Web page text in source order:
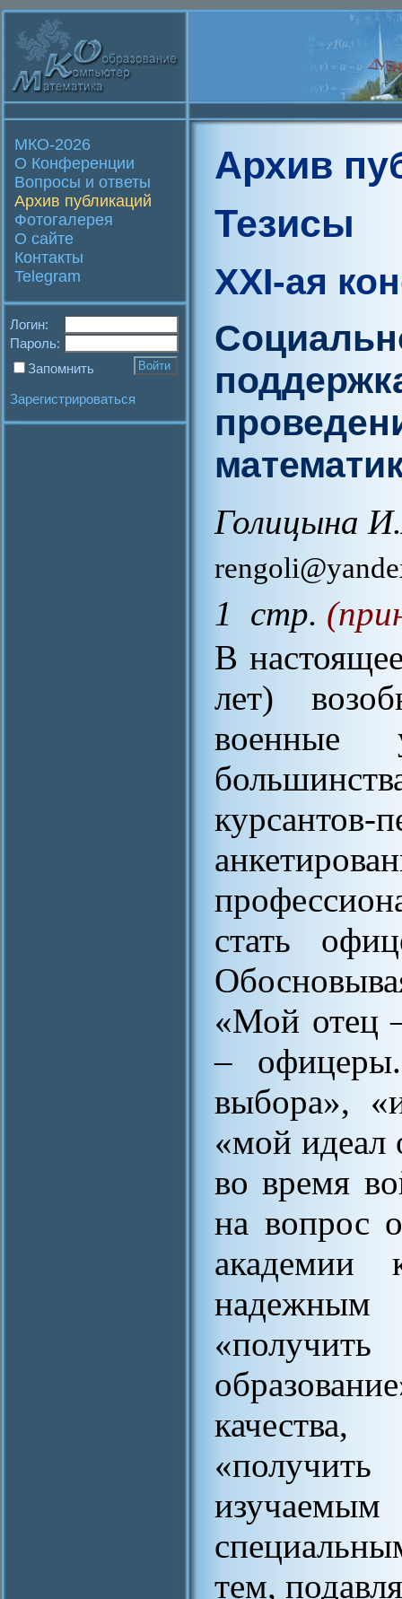
МКО-2026
О Конференции
Вопросы и ответы
Архив публикаций
Фотогалерея
О сайте
Контакты
Telegram
Логин:
Пароль:
Запомнить
Зарегистрироваться
Архив
Тезисы
XXI-ая
Голицына
1 стр.
В
лет)
военные
курсантов-
стать
«Мой отец
–
выбора»,
«мой
во время
на вопрос
академии
тем,